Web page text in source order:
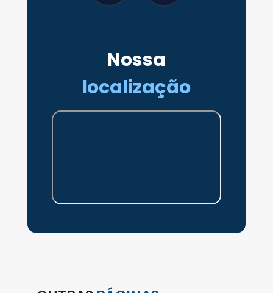
Nossa
localização